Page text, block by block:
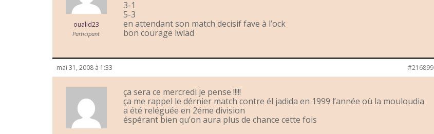
oualid23
Participant
3-1
5-3
en attendant son match decisif fave à l’ock
bon courage lwlad
mai 31, 2008 à 1:33 #216899
ça sera ce mercredi je pense !!!!!
ça me rappel le dérnier match contre él jadida en 1999 l’année où la mouloudia
a été reléguée en 2éme division
éspérant bien qu’on aura plus de chance cette fois